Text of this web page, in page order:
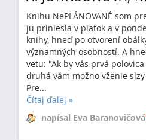
Knihu NePLÁNOVANÉ som
ju priniesla v piatok a v
knihy, hneď po otvorení
významných osobností. A
vetu: "Ak by vás prvá
druhá vám možno vženie
Pre...
Čítaj ďalej »
napísal Eva Baranovičová